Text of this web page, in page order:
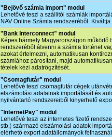
"Bejövő számla import" modul
Lehetővé teszi a szállítói számlák
NAV Online Számla rendszeréből.
"Bank Interconnect" modul
Képes bármely Magyarországon működő
rendszeréből átvenni a számla történet
azokat értelmezni, automatikusan
számlához párosítani, majd
tételek kézi adatrögzítését.
"Csomagfutár" modul
Lehetővé teszi csomagfutár cégek
elszámolási adatainak importálását és
nyilvántartó rendszereiből kinyerhető
"InternetPay" modul
Lehetővé teszi az internetes fizető
stb.) származó elszámolási adatok
elérhető export adatállományok